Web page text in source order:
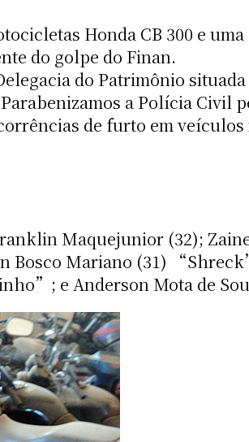
Honda CB 300 e
do golpe do Finan.
do Patrimônio
a Polícia Civil
de furto em
Maquejunior (32);
Bosco Mariano (31)
e Anderson Mota de